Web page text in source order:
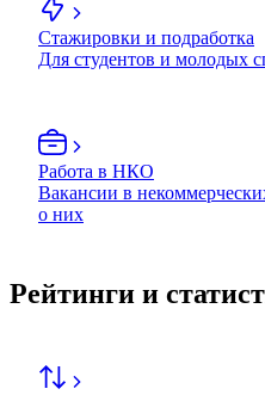
Стажировки и подработка
Для студентов и молодых
Работа в НКО
Вакансии в
о них
Рейтинги и